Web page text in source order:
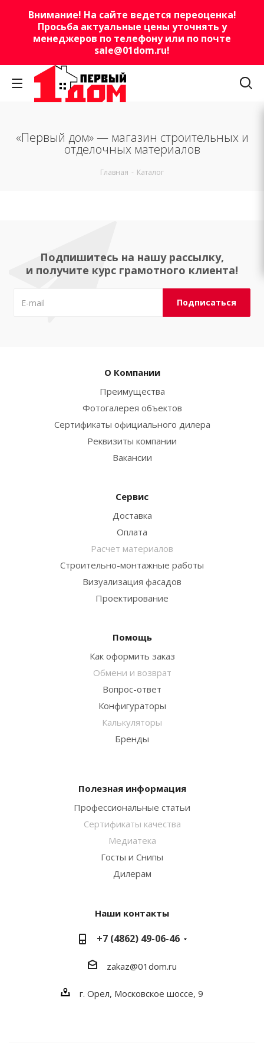
Внимание! На сайте ведется переоценка!
Просьба актуальные цены уточнять у
менеджеров по телефону или по почте
sale@01dom.ru!
«Первый дом» — магазин строительных и
отделочных материалов
Главная - Каталог
Подпишитесь на нашу рассылку,
и получите курс грамотного клиента!
О Компании
Преимущества
Фотогалерея объектов
Сертификаты официального дилера
Реквизиты компании
Вакансии
Сервис
Доставка
Оплата
Расчет материалов
Строительно-монтажные работы
Визуализация фасадов
Проектирование
Помощь
Как оформить заказ
Обмени и возврат
Вопрос-ответ
Конфигураторы
Калькуляторы
Бренды
Полезная информация
Профессиональные статьи
Сертификаты качества
Медиатека
Госты и Снипы
Дилерам
Наши контакты
+7 (4862) 49-06-46
zakaz@01dom.ru
г. Орел, Московское шоссе, 9